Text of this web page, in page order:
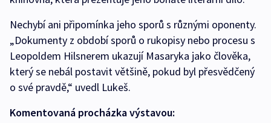
Nechybí ani připomínka jeho sporů s různými oponenty.
„Dokumenty z období sporů o rukopisy nebo procesu s
Leopoldem Hilsnerem ukazují Masaryka jako člověka,
který se nebál postavit většině, pokud byl přesvědčený
o své pravdě,“ uvedl Lukeš.
Komentovaná procházka výstavou: